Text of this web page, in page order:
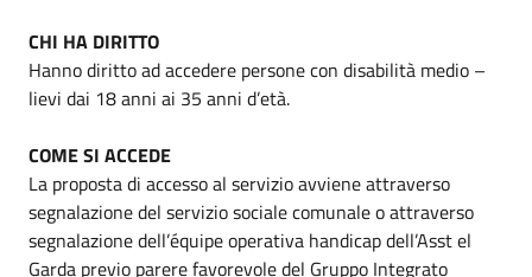
CHI HA DIRITTO
Hanno diritto ad accedere persone con disabilità medio –
lievi dai 18 anni ai 35 anni d’età.
COME SI ACCEDE
La proposta di accesso al servizio avviene attraverso
segnalazione del servizio sociale comunale o attraverso
segnalazione dell’équipe operativa handicap dell’Asst el
Garda previo parere favorevole del Gruppo Integrato